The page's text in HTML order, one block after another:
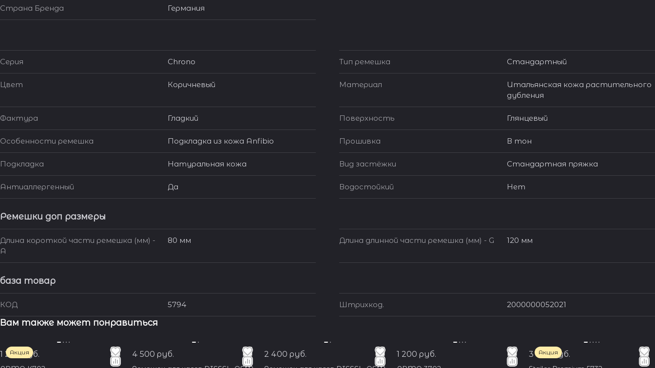
Страна Бренда Германия
Серия Chrono Тип ремешка Стандартный
Цвет Коричневый Материал
Итальянская кожа растительного
дубления
Фактура Гладкий Поверхность Глянцевый
Особенности ремешка Подкладка из кожа Anfibio Прошивка В тон
Подкладка Натуральная кожа Вид застёжки Стандартная пряжка
Антиаллергенный Да Водостойкий Нет
Ремешки доп размеры
Длина короткой части ремешка (мм) -
A
80 мм Длина длинной части ремешка (мм) - G 120 мм
база товар
КОД 5794 Штрихкод. 2000000052021
Вам также может понравиться
Акция
1 200 руб. 4 500 руб. 2 400 руб. 1 200 руб. Акция
3 300 руб.